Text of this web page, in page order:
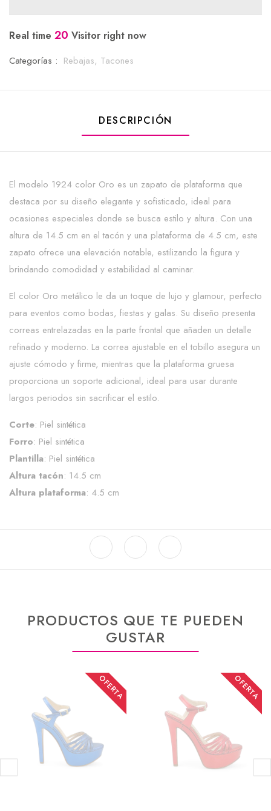
Real time 20 Visitor right now
Categorías : Rebajas, Tacones
DESCRIPCIÓN
El modelo 1924 color Oro es un zapato de plataforma que
destaca por su diseño elegante y sofisticado, ideal para
ocasiones especiales donde se busca estilo y altura. Con una
altura de 14.5 cm en el tacón y una plataforma de 4.5 cm, este
zapato ofrece una elevación notable, estilizando la figura y
brindando comodidad y estabilidad al caminar.
El color Oro metálico le da un toque de lujo y glamour, perfecto
para eventos como bodas, fiestas y galas. Su diseño presenta
correas entrelazadas en la parte frontal que añaden un detalle
refinado y moderno. La correa ajustable en el tobillo asegura un
ajuste cómodo y firme, mientras que la plataforma gruesa
proporciona un soporte adicional, ideal para usar durante
largos periodos sin sacrificar el estilo.
Corte: Piel sintética
Forro: Piel sintética
Plantilla: Piel sintética
Altura tacón: 14.5 cm
Altura plataforma: 4.5 cm
PRODUCTOS QUE TE PUEDEN
GUSTAR
OFERTA OFERTA